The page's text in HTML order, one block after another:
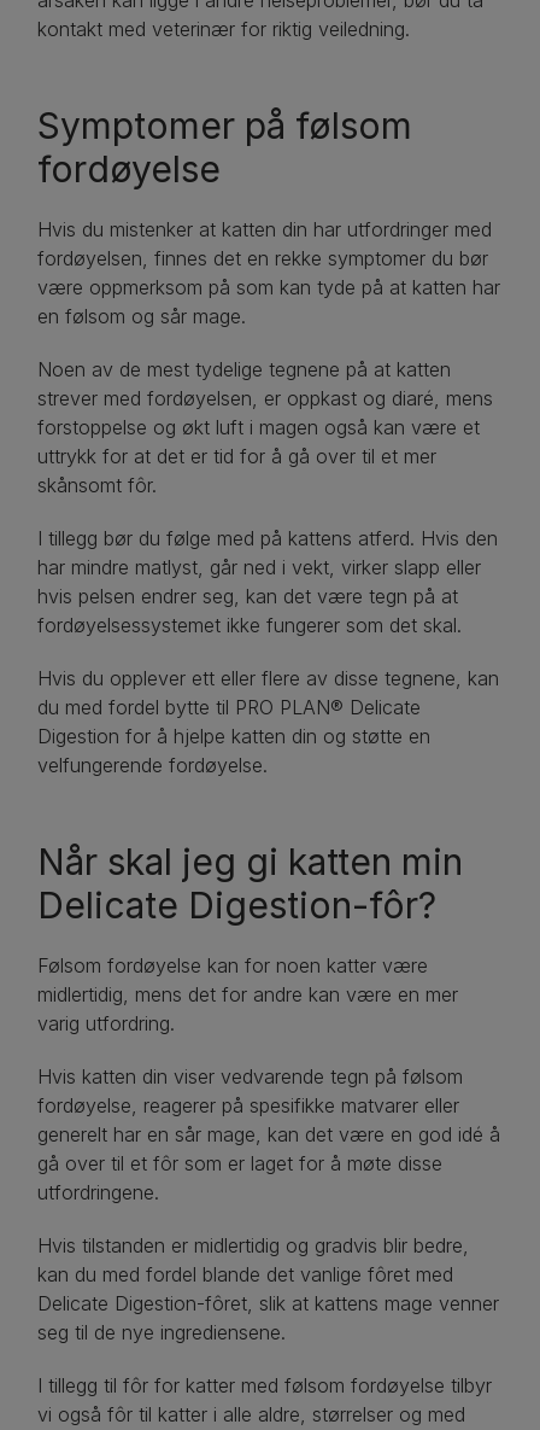
kontakt med veterinær for riktig veiledning.
Symptomer på følsom
fordøyelse
Hvis du mistenker at katten din har utfordringer med
fordøyelsen, finnes det en rekke symptomer du bør
være oppmerksom på som kan tyde på at katten har
en følsom og sår mage.
Noen av de mest tydelige tegnene på at katten
strever med fordøyelsen, er oppkast og diaré, mens
forstoppelse og økt luft i magen også kan være et
uttrykk for at det er tid for å gå over til et mer
skånsomt fôr.
I tillegg bør du følge med på kattens atferd. Hvis den
har mindre matlyst, går ned i vekt, virker slapp eller
hvis pelsen endrer seg, kan det være tegn på at
fordøyelsessystemet ikke fungerer som det skal.
Hvis du opplever ett eller flere av disse tegnene, kan
du med fordel bytte til PRO PLAN® Delicate
Digestion for å hjelpe katten din og støtte en
velfungerende fordøyelse.
Når skal jeg gi katten min
Delicate Digestion-fôr?
Følsom fordøyelse kan for noen katter være
midlertidig, mens det for andre kan være en mer
varig utfordring.
Hvis katten din viser vedvarende tegn på følsom
fordøyelse, reagerer på spesifikke matvarer eller
generelt har en sår mage, kan det være en god idé å
gå over til et fôr som er laget for å møte disse
utfordringene.
Hvis tilstanden er midlertidig og gradvis blir bedre,
kan du med fordel blande det vanlige fôret med
Delicate Digestion-fôret, slik at kattens mage venner
seg til de nye ingrediensene.
I tillegg til fôr for katter med følsom fordøyelse tilbyr
vi også fôr til katter i alle aldre, størrelser og med